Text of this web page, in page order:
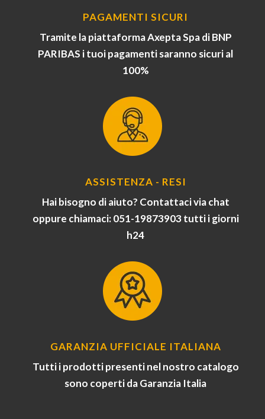
PAGAMENTI SICURI
Tramite la piattaforma Axepta Spa di BNP
PARIBAS i tuoi pagamenti saranno sicuri al
100%
ASSISTENZA - RESI
Hai bisogno di aiuto? Contattaci via chat
oppure chiamaci: 051-19873903 tutti i giorni
h24
GARANZIA UFFICIALE ITALIANA
Tutti i prodotti presenti nel nostro catalogo
sono coperti da Garanzia Italia